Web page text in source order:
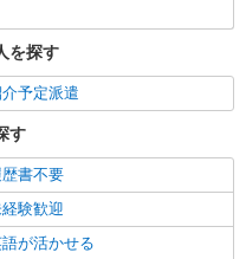
を探す
予定派遣
す
歴書不要
験歓迎
が活かせる